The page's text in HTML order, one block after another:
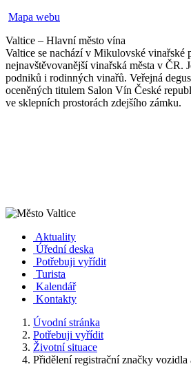
Mapa webu
Valtice – Hlavní město vína
Valtice se nachází v Mikulovské vinařské
nejnavštěvovanější vinařská města v ČR.
podniků i rodinných vinařů. Veřejná
oceněných titulem Salon Vín České
ve sklepních prostorách zdejšího zámku.
Aktuality
Úřední deska
Potřebuji vyřídit
Turista
Kalendář
Kontakty
Úvodní stránka
Potřebuji vyřídit
Životní situace
Přidělení registrační značky vozidla